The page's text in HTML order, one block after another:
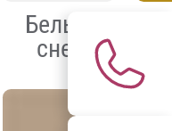
Белый
снег